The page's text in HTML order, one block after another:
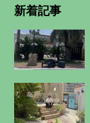
新着記事